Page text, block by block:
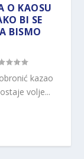
O KAOSU
BI SE
BISMO
kazao
volje...